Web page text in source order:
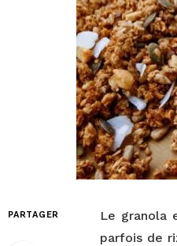
PARTAGER
Le granola
parfois de